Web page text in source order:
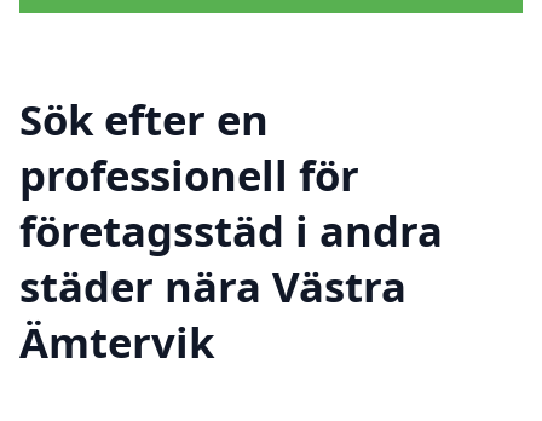
Sök efter en
professionell för
företagsstäd i andra
städer nära Västra
Ämtervik